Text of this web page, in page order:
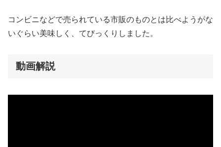
コンビニなどで売られている市販のものとは比べようがな
いぐらい美味しく、てびっくりしました。
動画解説